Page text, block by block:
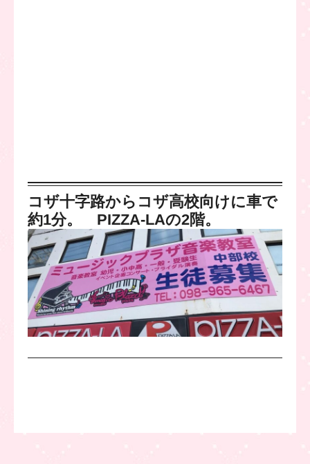
コザ十字路からコザ高校向けに車で
約1分。 PIZZA-LAの2階。